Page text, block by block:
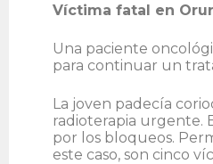
Víctima fatal en
Una paciente
para continuar un
La joven padecía
radioterapia urgente.
por los bloqueos.
este caso, son cinco